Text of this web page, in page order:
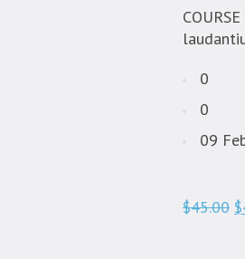
0
0
09
$45.00